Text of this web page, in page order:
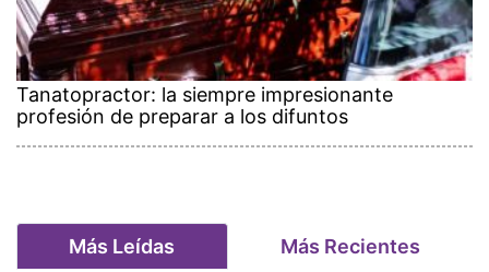
Tanatopractor: la siempre impresionante
profesión de preparar a los difuntos
Más Leídas Más Recientes